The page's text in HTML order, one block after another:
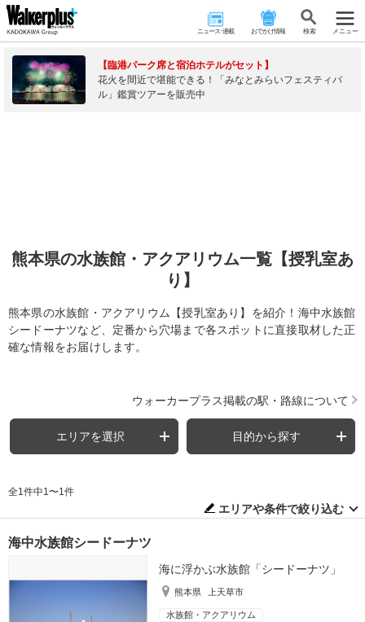
ニュース･連載 おでかけ情報 検 索 メニュー
【臨港パーク席と宿泊ホテルがセット】
花火を間近で堪能できる！「みなとみらいフェスティバ
ル」鑑賞ツアーを販売中
熊本県の水族館・アクアリウム一覧【授乳室あ
り】
熊本県の水族館・アクアリウム【授乳室あり】を紹介！海中水族館
シードーナツなど、定番から穴場まで各スポットに直接取材した正
確な情報をお届けします。
ウォーカープラス掲載の駅・路線について
エリアを選択 目的から探す
全1件中1〜1件
エリアや条件で絞り込む
海中水族館シードーナツ
海に浮かぶ水族館「シードーナツ」
熊本県 上天草市
水族館・アクアリウム